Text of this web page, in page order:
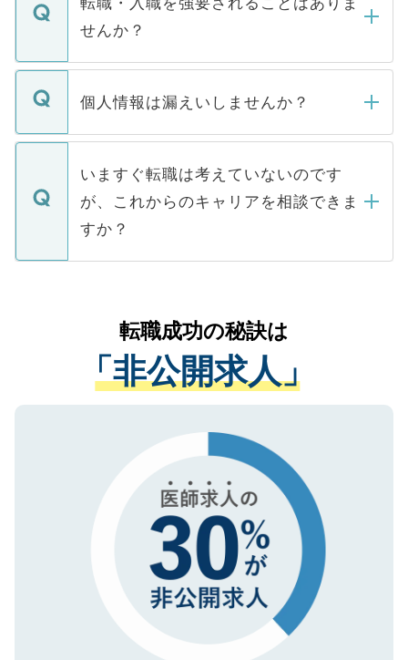
けない「非公開求人」です。非公開求人は
下記の理由によって、一般には公開してい
ません。
■応募殺到を避けるため 人気のある医療機
関を公にしてしまうと、応募が殺到する場
に、医療機関が求める条件に合った人材の
みを人材紹介会社に依頼するケースが増え
ています。
せんか？
転職・入職を強要することは一切ありませ
ん。また、仮に応募先から内定をいただい
定を承諾する必要はありません。内定先へ
の辞退の連絡はキャリアパートナーが行い
個人情報は漏えいしませんか？
個人情報が漏えいすることはありませんの
で、ご安心ください。当サイトからの登録
などで収集したご登録者様の個人情報は、
ご本人のキャリアアップおよび転職活動の
支援を目的に使用いたします。お預かりし
ているすべての個人データはご本人の許可
は、個人情報の取り扱いについての厳密な
管理基準を満たした事業者のみに付与され
る、プライバシーマークを取得済みです。
で、機密保持に関してもご安心ください。
いますぐ転職は考えていないのです
が、これからのキャリアを相談できま
すか？
かがいして、現在の医療機関の状況や紹介
経験をまじえながら、適切なアドバイスを
させていただきます。すぐにご転職をされ
ない方には、長期的なサポートが可能です
ので、まずはご登録ください。
転職成功の秘訣は
「非公開求人」